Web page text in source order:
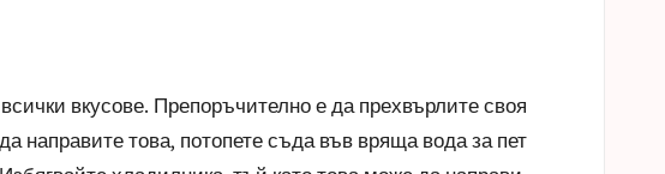
вкусове. Препоръчително е да прехвърлите своя
направите това, потопете съда във вряща вода за пет